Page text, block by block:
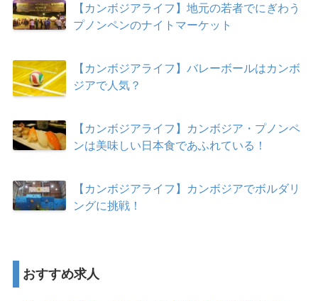
【カンボジアライフ】地元の若者でにぎわう
プノンペンのナイトマーケット
【カンボジアライフ】バレーボールはカンボ
ジアで人気？
【カンボジアライフ】カンボジア・プノンペ
ンは美味しい日本食であふれている！
【カンボジアライフ】カンボジアでボルダリ
ングに挑戦！
おすすめ求人